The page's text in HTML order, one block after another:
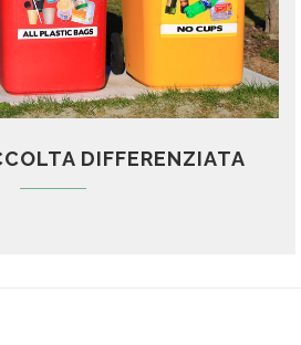
DIFFERENZIATA